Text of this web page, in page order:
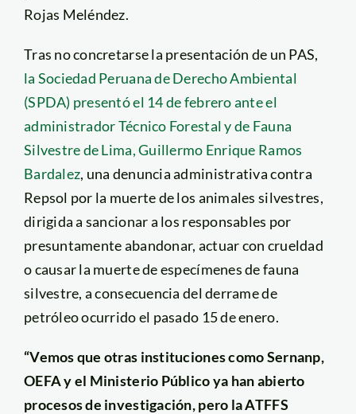
Rojas Meléndez.
Tras no concretarse la presentación de un PAS,
la Sociedad Peruana de Derecho Ambiental
(SPDA) presentó el 14 de febrero ante el
administrador Técnico Forestal y de Fauna
Silvestre de Lima, Guillermo Enrique Ramos
Bardalez, una denuncia administrativa contra
Repsol por la muerte de los animales silvestres,
dirigida a sancionar a los responsables por
presuntamente abandonar, actuar con crueldad
o causar la muerte de especímenes de fauna
silvestre, a consecuencia del derrame de
petróleo ocurrido el pasado 15 de enero.
“Vemos que otras instituciones como Sernanp,
OEFA y el Ministerio Público ya han abierto
procesos de investigación, pero la ATFFS